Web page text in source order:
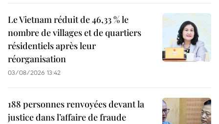
Le Vietnam réduit de 46,33 % le
nombre de villages et de quartiers
résidentiels après leur
réorganisation
03/08/2026 13:42
188 personnes renvoyées devant la
justice dans l’affaire de fraude